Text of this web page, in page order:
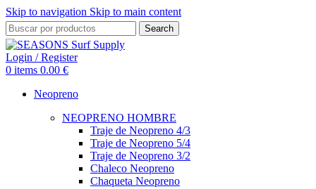
Skip to navigation Skip to main content
Search
Login / Register
0 items 0.00 €
Neopreno
NEOPRENO HOMBRE
Traje de Neopreno 4/3
Traje de Neopreno 5/4
Traje de Neopreno 3/2
Chaleco Neopreno
Chaqueta Neopreno